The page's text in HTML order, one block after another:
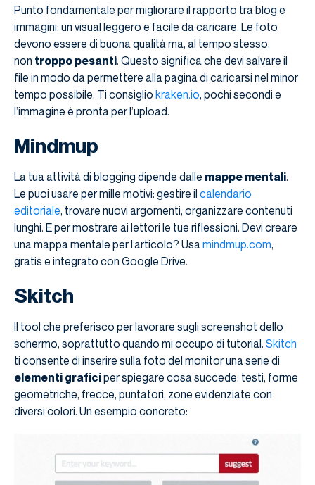
Punto fondamentale per migliorare il rapporto tra blog e
immagini: un visual leggero e facile da caricare. Le foto
devono essere di buona qualità ma, al tempo stesso,
non troppo pesanti. Questo significa che devi salvare il
file in modo da permettere alla pagina di caricarsi nel minor
tempo possibile. Ti consiglio kraken.io, pochi secondi e
l’immagine è pronta per l’upload.
Mindmup
La tua attività di blogging dipende dalle mappe mentali.
Le puoi usare per mille motivi: gestire il calendario
editoriale, trovare nuovi argomenti, organizzare contenuti
lunghi. E per mostrare ai lettori le tue riflessioni. Devi creare
una mappa mentale per l’articolo? Usa mindmup.com,
gratis e integrato con Google Drive.
Skitch
Il tool che preferisco per lavorare sugli screenshot dello
schermo, soprattutto quando mi occupo di tutorial. Skitch
ti consente di inserire sulla foto del monitor una serie di
elementi graficiper spiegare cosa succede: testi, forme
geometriche, frecce, puntatori, zone evidenziate con
diversi colori. Un esempio concreto: